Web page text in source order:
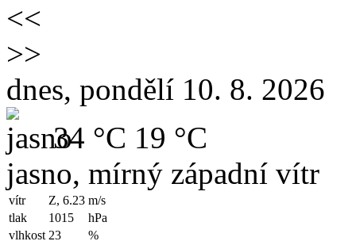
<<
>>
dnes, pondělí 10. 8. 2026
34 °C 19 °C
jasno, mírný západní vítr
vítr Z, 6.23 m/s
tlak
1015
hPa
vlhkost 23 %